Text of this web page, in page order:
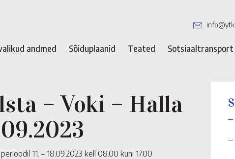
andmed Sõiduplaanid Teated Sotsiaaltransport
– Voki – Halla
11. – 18.09.2023 kell 08.00 kuni 17.00